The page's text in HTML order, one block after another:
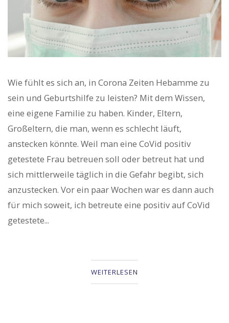
Wie fühlt es sich an, in Corona Zeiten Hebamme zu
sein und Geburtshilfe zu leisten? Mit dem Wissen,
eine eigene Familie zu haben. Kinder, Eltern,
Großeltern, die man, wenn es schlecht läuft,
anstecken könnte. Weil man eine CoVid positiv
getestete Frau betreuen soll oder betreut hat und
sich mittlerweile täglich in die Gefahr begibt, sich
anzustecken. Vor ein paar Wochen war es dann auch
für mich soweit, ich betreute eine positiv auf CoVid
getestete...
WEITERLESEN